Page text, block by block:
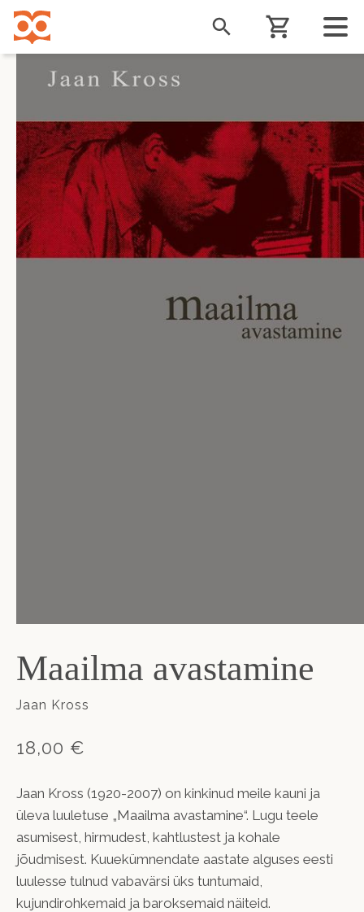
Liigu
edasi
põhisisu
juurde
Maailma avastamine
Jaan Kross
18,00 €
Jaan Kross (1920-2007) on kinkinud meile kauni ja
üleva luuletuse „Maailma avastamine“. Lugu teele
asumisest, hirmudest, kahtlustest ja kohale
jõudmisest. Kuuekümnendate aastate alguses eesti
luulesse tulnud vabavärsi üks tuntumaid,
kujundirohkemaid ja baroksemaid näiteid.